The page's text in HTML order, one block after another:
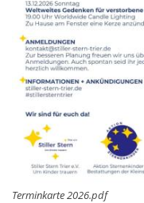
Terminkarte 2026.pdf